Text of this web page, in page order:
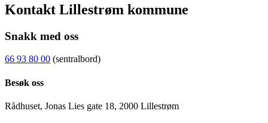
Kontakt Lillestrøm kommune
Snakk med oss
66 93 80 00 (sentralbord)
Besøk oss
Rådhuset, Jonas Lies gate 18, 2000 Lillestrøm